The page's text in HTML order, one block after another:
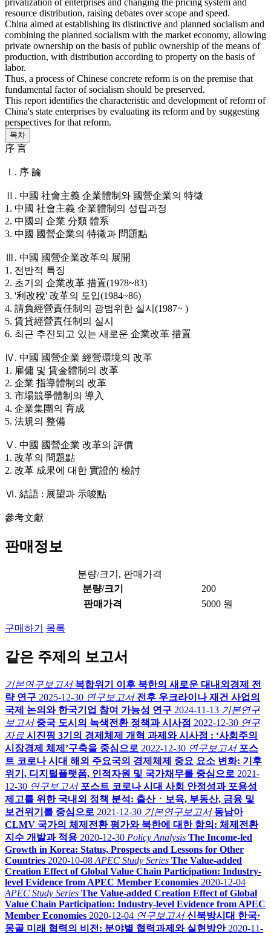
privatization of enterprises and changing the pricing system and
resource distribution, raising debates over scope and speed.
China aimed at establishing its distinctive and planned socialism and
combining the planned socialism with the market economy, allowing
private ownership on the basis of public ownership of the means of
production, with distribution according to property on the basis of
labor.
Thus, a process of Chinese concrete reform is on the premise that
fundamental factor of socialism should be preserved.
This report identifies the characteristic and development of reform of
China's state enterprises by evaluating its reform and by suggesting
perspectives for that reform.
목차
序 言
Ⅰ. 序 論
Ⅱ. 中國 社會主義 企業體制와 國營企業의 特徵
1. 中國 社會主義 企業體制의 성립과정
2. 中國의 企業 分類 體系
3. 中國 國營企業의 特徵과 問題點
Ⅲ. 中國 國營企業改革의 展開
1. 전반적 특징
2. 초기의 企業改革 措置(1978~83)
3. '利改稅' 改革의 도입(1984~86)
4. 請負經營責任制의 광범위한 실시(1987~ )
5. 賃貸經營責任制의 실시
6. 최근 추진되고 있는 새로운 企業改革 措置
Ⅳ. 中國 國營企業 經營環境의 改革
1. 雇傭 및 賃金體制의 改革
2. 企業 指導體制의 改革
3. 市場競爭體制의 導入
4. 企業集團의 育成
5. 法規의 整備
Ⅴ. 中國 國營企業 改革의 評價
1. 改革의 問題點
2. 改革 成果에 대한 實證的 檢討
Ⅵ. 結語 : 展望과 示唆點
參考文獻
판매정보
분량/크기, 판매가격
분량/크기
200
판매가격
5000 원
구매하기 목록
같은 주제의 보고서
기본연구보고서 복합위기 이후 북한의 새로운 대내외경제 전
략 연구 2025-12-30 연구보고서 전후 우크라이나 재건 사업의
국제 논의와 한국기업 참여 가능성 연구 2024-11-13 기본연구
보고서 중국 도시의 녹색전환 정책과 시사점 2022-12-30 연구
자료 시진핑 3기의 경제체제 개혁 과제와 시사점 : ‘사회주의
시장경제 체제’구축을 중심으로 2022-12-30 연구보고서 포스
트 코로나 시대 해외 주요국의 경제체제 중요 요소 변화: 기후
위기, 디지털플랫폼, 인적자원 및 국가채무를 중심으로 2021-
12-30 연구보고서 포스트 코로나 시대 사회 안정성과 포용성
제고를 위한 국내외 정책 분석: 출산ㆍ보육, 부동산, 금융 및
보건위기를 중심으로 2021-12-30 기본연구보고서 동남아
CLMV 국가의 체제전환 평가와 북한에 대한 함의: 체제전환
지수 개발과 적용 2020-12-30 Policy Analysis The Income-led
Growth in Korea: Status, Prospects and Lessons for Other
Countries 2020-10-08 APEC Study Series The Value-added
Creation Effect of Global Value Chain Participation: Industry-
level Evidence from APEC Member Economies 2020-12-04
APEC Study Series The Value-added Creation Effect of Global
Value Chain Participation: Industry-level Evidence from APEC
Member Economies 2020-12-04 연구보고서 신북방시대 한국·
몽골 미래 협력의 비전: 분야별 협력과제와 실현방안 2020-11-